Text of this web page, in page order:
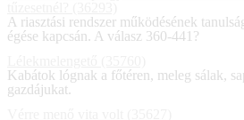
A riasztási rendszer működésének
égése kapcsán. A válasz 360-441?
Kabátok lógnak a főtéren, meleg sálak,
gazdájukat.